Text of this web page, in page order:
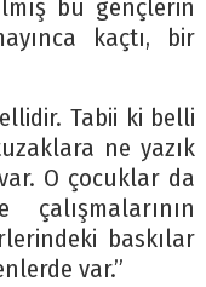
bu gençlerin
kaçtı, bir
Tabii ki belli
ne yazık
O çocuklar da
baskılar
var.”